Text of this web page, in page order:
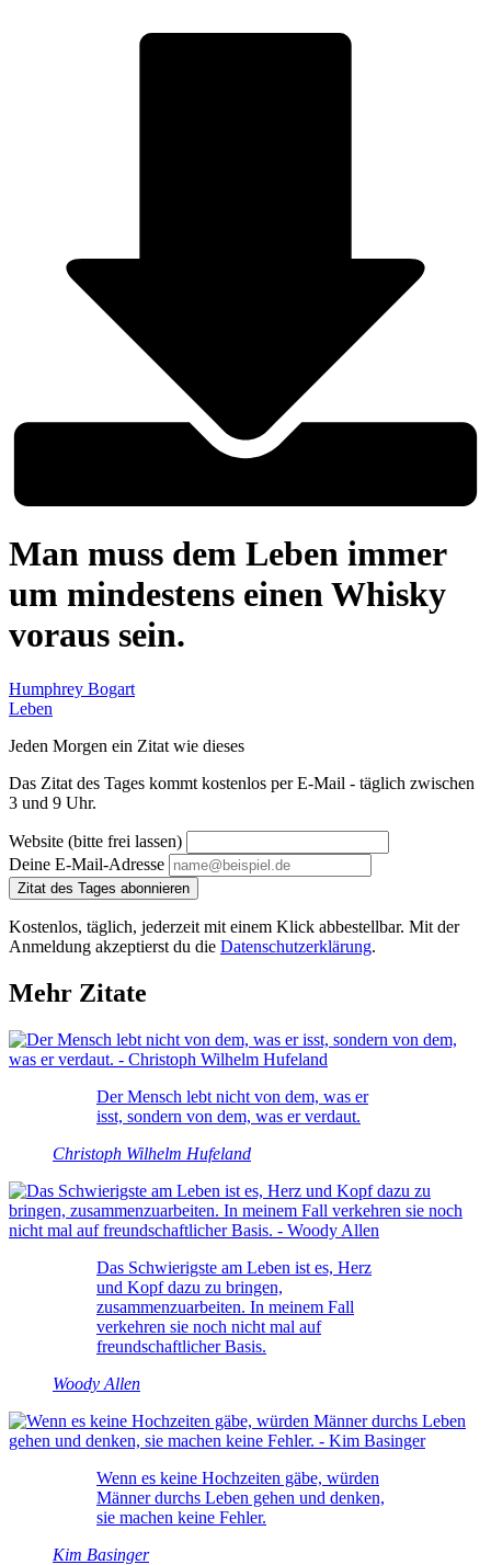
Man muss dem Leben immer
um mindestens einen Whisky
voraus sein.
Humphrey Bogart
Leben
Jeden Morgen ein Zitat wie dieses
Das Zitat des Tages kommt kostenlos per E-Mail - täglich zwischen
3 und 9 Uhr.
Website (bitte frei lassen)
Deine E-Mail-Adresse
Zitat des Tages abonnieren
Kostenlos, täglich, jederzeit mit einem Klick abbestellbar. Mit der
Anmeldung akzeptierst du die Datenschutzerklärung.
Mehr Zitate
Der Mensch lebt nicht von dem, was er
isst, sondern von dem, was er verdaut.
Christoph Wilhelm Hufeland
Das Schwierigste am Leben ist es, Herz
und Kopf dazu zu bringen,
zusammenzuarbeiten. In meinem Fall
verkehren sie noch nicht mal auf
freundschaftlicher Basis.
Woody Allen
Wenn es keine Hochzeiten gäbe, würden
Männer durchs Leben gehen und denken,
sie machen keine Fehler.
Kim Basinger